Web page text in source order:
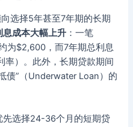
选择5年甚至7年期的长期
息成本大幅上升 ：一笔
为$2,600，而7年期总利息
率）。此外，长期贷款期间
债”（Underwater Loan）的
先选择24-36个月的短期贷